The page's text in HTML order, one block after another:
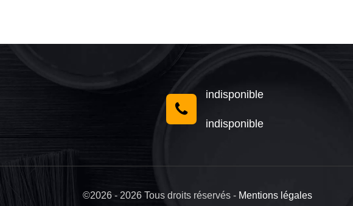
indisponible
indisponible
©2026 - 2026 Tous droits réservés - Mentions légales